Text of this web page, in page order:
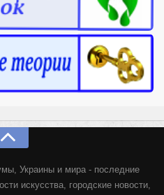
Украины и мира - последние
искусства, городские новости,